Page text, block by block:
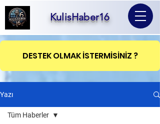
KulisHaber16
DESTEK OLMAK İSTERMİSİNİZ ?
Yazı
Tüm Haberler